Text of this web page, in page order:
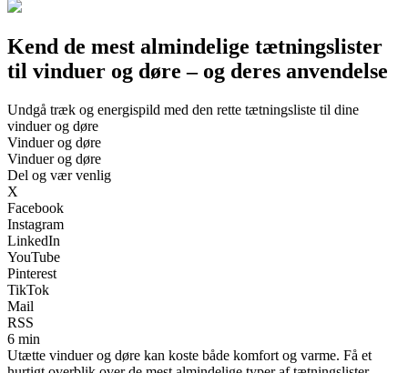
Kend de mest almindelige tætningslister
til vinduer og døre – og deres anvendelse
Undgå træk og energispild med den rette tætningsliste til dine
vinduer og døre
Vinduer og døre
Vinduer og døre
Del og vær venlig
X
Facebook
Instagram
LinkedIn
YouTube
Pinterest
TikTok
Mail
RSS
6 min
Utætte vinduer og døre kan koste både komfort og varme. Få et